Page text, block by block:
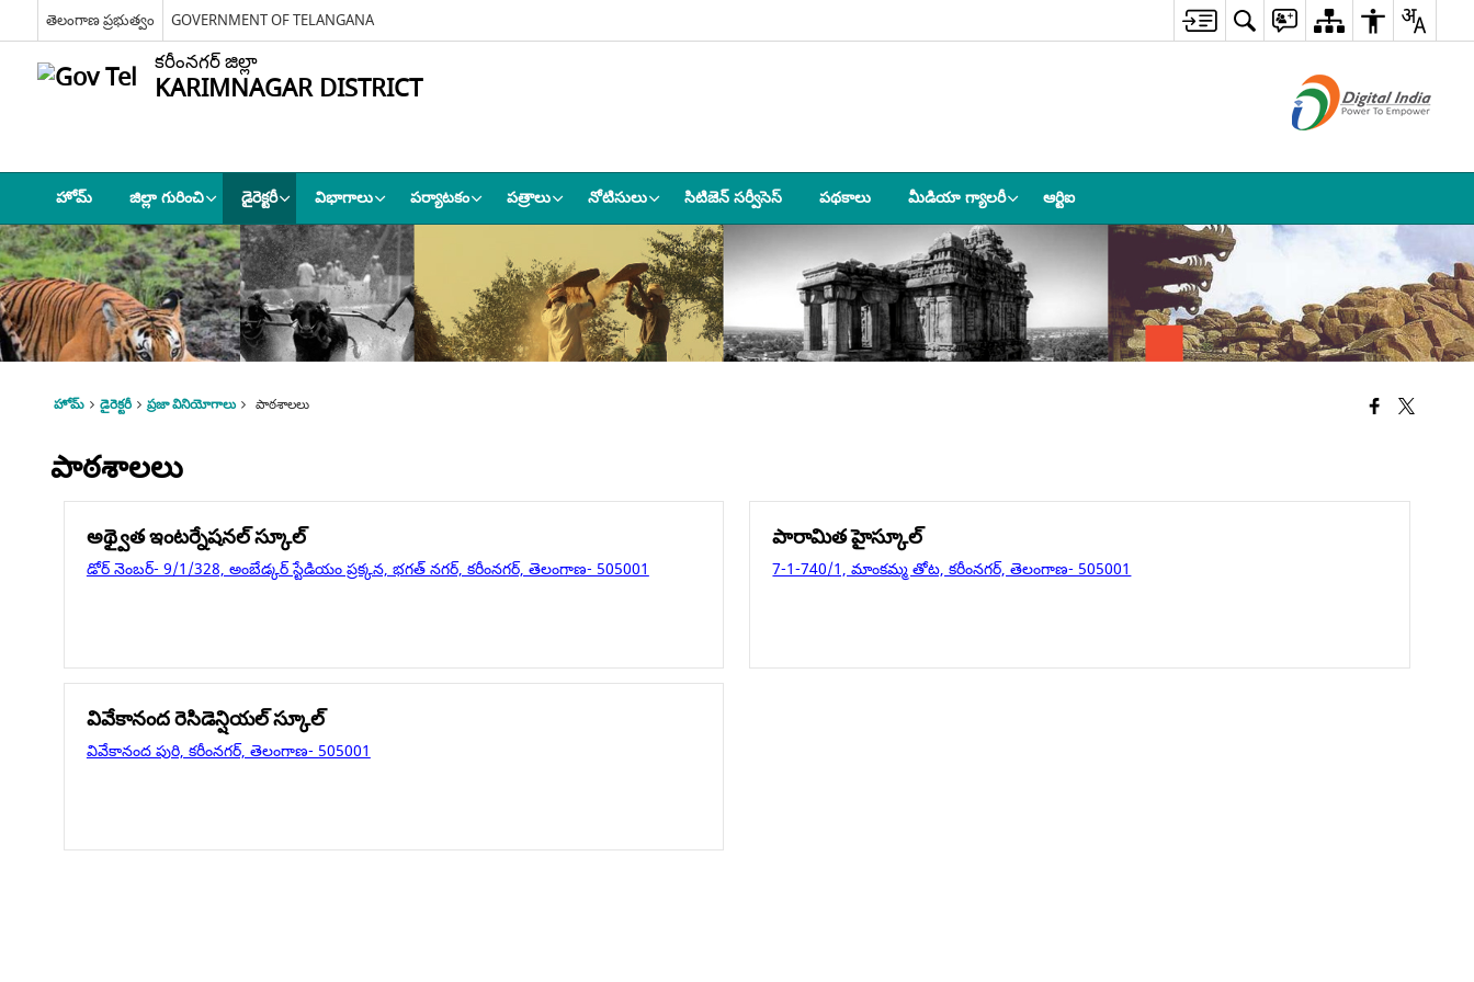
తెలంగాణ ప్రభుత్వం GOVERNMENT OF TELANGANA
కరీంనగర్ జిల్లా
KARIMNAGAR DISTRICT
హోమ్ జిల్లా గురించి డైరెక్టరీ విభాగాలు పర్యాటకం పత్రాలు నోటిసులు సిటిజెన్ సర్వీసెస్ పథకాలు మీడియా గ్యాలరీ ఆర్టిఐ
హోమ్ డైరెక్టరీ ప్రజా వినియోగాలు పాఠశాలలు
పాఠశాలలు
అథ్వైత ఇంటర్నేషనల్ స్కూల్
డోర్ నెంబర్- 9/1/328, అంబేడ్కర్ స్టేడియం ప్రక్కన, భగత్ నగర్, కరీంనగర్, తెలంగాణ- 505001
పారామిత హైస్కూల్
7-1-740/1, మాంకమ్మ తోట, కరీంనగర్, తెలంగాణ- 505001
వివేకానంద రెసిడెన్షియల్ స్కూల్
వివేకానంద పురి, కరీంనగర్, తెలంగాణ- 505001